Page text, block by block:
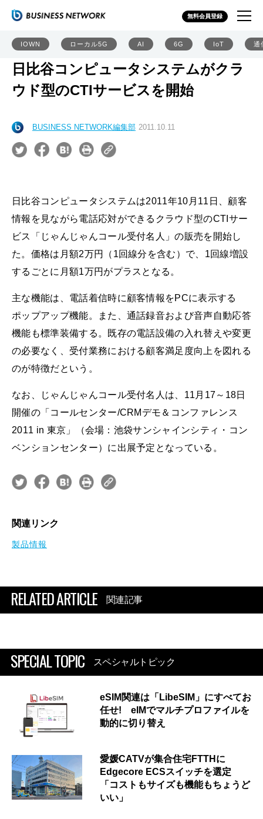
無料会員登録
IOWN ローカル5G AI 6G IoT 通
日比谷コンピュータシステムがクラ
ウド型のCTIサービスを開始
BUSINESS NETWORK編集部 2011.10.11
日比谷コンピュータシステムは2011年10月11日、顧客
情報を見ながら電話応対ができるクラウド型のCTIサー
ビス「じゃんじゃんコール受付名人」の販売を開始し
た。価格は月額2万円（1回線分を含む）で、1回線増設
するごとに月額1万円がプラスとなる。
主な機能は、電話着信時に顧客情報をPCに表示する
ポップアップ機能。また、通話録音および音声自動応答
機能も標準装備する。既存の電話設備の入れ替えや変更
の必要なく、受付業務における顧客満足度向上を図れる
のが特徴だという。
なお、じゃんじゃんコール受付名人は、11月17～18日
開催の「コールセンター/CRMデモ＆コンファレンス
2011 in 東京」（会場：池袋サンシャインシティ・コン
ベンションセンター）に出展予定となっている。
関連リンク
製品情報
RELATED ARTICLE 関連記事
SPECIAL TOPIC スペシャルトピック
eSIM関連は「LibeSIM」にすべてお
任せ! eIMでマルチプロファイルを
動的に切り替え
愛媛CATVが集合住宅FTTHに
Edgecore ECSスイッチを選定
「コストもサイズも機能もちょうど
いい」